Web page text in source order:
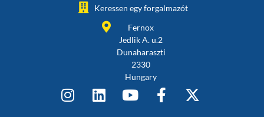
Keressen egy forgalmazót
Fernox
Jedlik A. u.2
Dunaharaszti
2330
Hungary